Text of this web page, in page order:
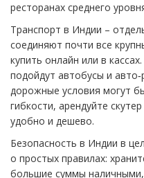
ресторанах среднего
Транспорт в Индии –
соединяют почти все
купить онлайн или в
подойдут автобусы и
дорожные условия могут
гибкости, арендуйте
удобно и дешево.
Безопасность в Индии в
о простых правилах:
большие суммы